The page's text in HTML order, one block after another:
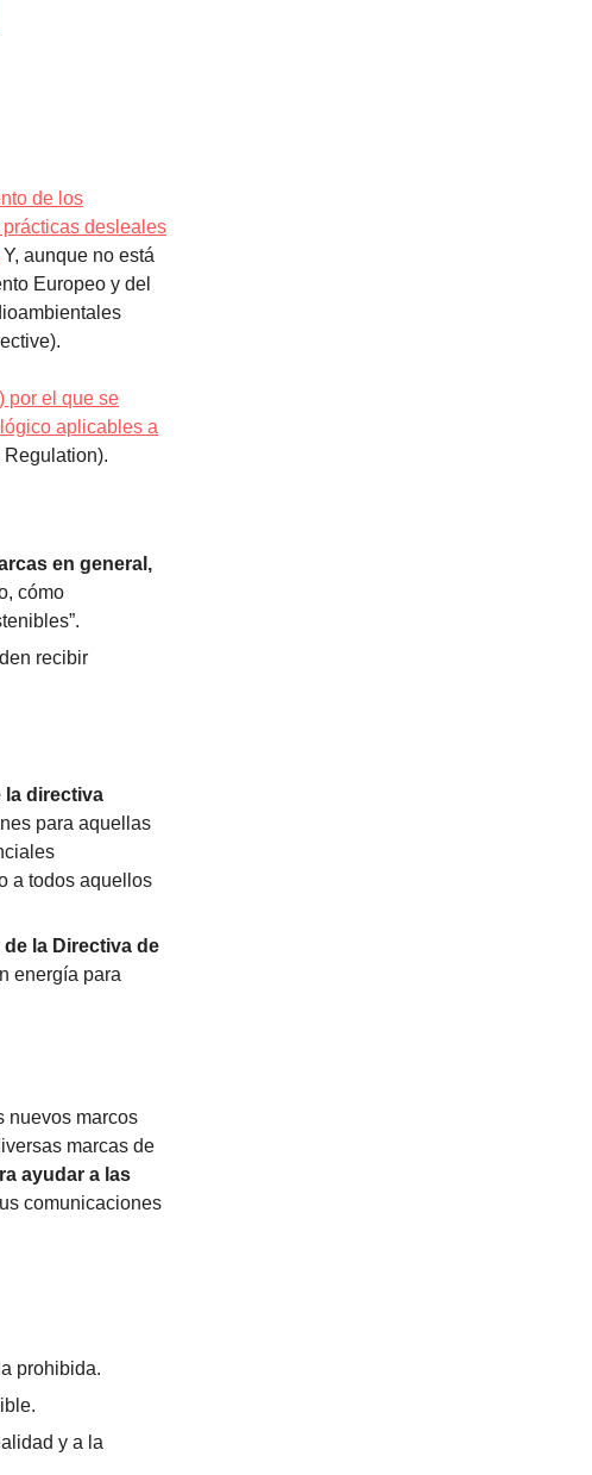
de los
desleales
Y, aunque no está
Europeo y del
por el que se
aplicables a
en general,
cómo
recibir
la directiva
para aquellas
a todos aquellos
la Directiva de
energía para
nuevos marcos
marcas de
ayudar a las
comunicaciones
prohibida.
y a la